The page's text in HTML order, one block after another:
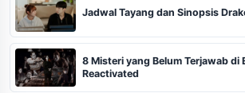
Jadwal Tayang dan Sinopsis
8 Misteri yang Belum Terjawab di
Reactivated